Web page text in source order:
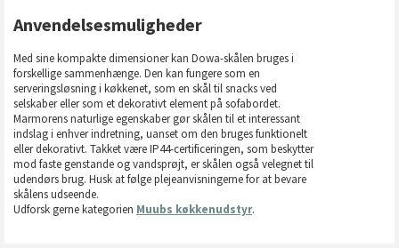
Anvendelsesmuligheder
Med sine kompakte dimensioner kan Dowa-skålen bruges i
forskellige sammenhænge. Den kan fungere som en
serveringsløsning i køkkenet, som en skål til snacks ved
selskaber eller som et dekorativt element på sofabordet.
Marmorens naturlige egenskaber gør skålen til et interessant
indslag i enhver indretning, uanset om den bruges funktionelt
eller dekorativt. Takket være IP44-certificeringen, som beskytter
mod faste genstande og vandsprøjt, er skålen også velegnet til
udendørs brug. Husk at følge plejeanvisningerne for at bevare
skålens udseende.
Udforsk gerne kategorien Muubs køkkenudstyr.